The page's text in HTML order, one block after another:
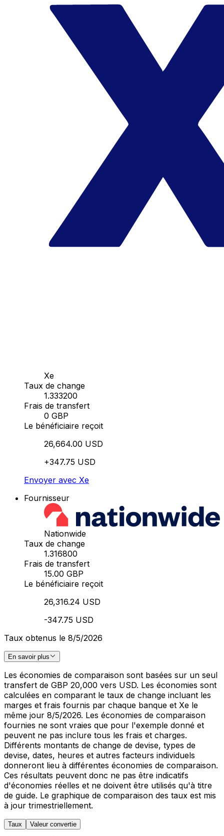
Xe
Taux de change
1.333200
Frais de transfert
0 GBP
Le bénéficiaire reçoit
26,664.00 USD
+347.75 USD
Envoyer avec Xe
Fournisseur
Nationwide
Taux de change
1.316800
Frais de transfert
15.00 GBP
Le bénéficiaire reçoit
26,316.24 USD
-347.75 USD
Taux obtenus le 8/5/2026
En savoir plus
Les économies de comparaison sont basées sur un seul
transfert de GBP 20,000 vers USD. Les économies sont
calculées en comparant le taux de change incluant les
marges et frais fournis par chaque banque et Xe le
même jour 8/5/2026. Les économies de comparaison
fournies ne sont vraies que pour l'exemple donné et
peuvent ne pas inclure tous les frais et charges.
Différents montants de change de devise, types de
devise, dates, heures et autres facteurs individuels
donneront lieu à différentes économies de comparaison.
Ces résultats peuvent donc ne pas être indicatifs
d'économies réelles et ne doivent être utilisés qu'à titre
de guide. Le graphique de comparaison des taux est mis
à jour trimestriellement.
Taux Valeur convertie